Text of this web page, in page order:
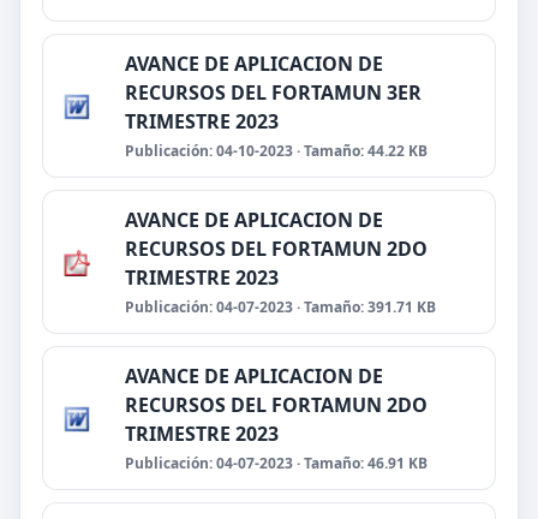
AVANCE DE APLICACION DE
RECURSOS DEL FORTAMUN 3ER
TRIMESTRE 2023
Publicación: 04-10-2023 · Tamaño: 44.22 KB
AVANCE DE APLICACION DE
RECURSOS DEL FORTAMUN 2DO
TRIMESTRE 2023
Publicación: 04-07-2023 · Tamaño: 391.71 KB
AVANCE DE APLICACION DE
RECURSOS DEL FORTAMUN 2DO
TRIMESTRE 2023
Publicación: 04-07-2023 · Tamaño: 46.91 KB